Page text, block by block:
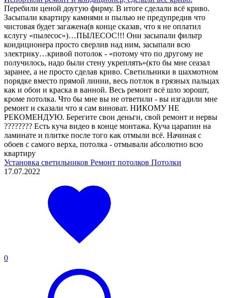
Перебили ценой доугую фирму. В итоге сделали всё криво.
Засыпали квартиру камнями и пылью не предупредив что
чистовая будет загажена(в конце сказав, что я не оплатил
кслугу «пылесос»)…ПЫЛЕСОС!!! Они засыпали фильтр
кондиционера просто сверлив над ним, засыпали всю
электрику…кривой потолок - «потому что по другому не
получилось, надо были стену укреплять»(кто бы мне сеазал
заранее, а не просто сделав криво. Светильники в шахмотном
порядке вместо прямой линии, весь потлок в грязных пальцах
как и обои и краска в ванной. Весь ремонт всё шло зорошт,
кроме потолка. Что бы мне вы не ответили - вы изгадили мне
ремонт и сказали что я сам виноват. НИКОМУ НЕ
РЕКОМЕНДУЮ. Берегите свои деньги, свой ремонт и нервы
???????? Есть куча видео в конце монтажа. Куча царапин на
ламинате и плитке после того как отмыли всё. Начиная с
обоев с самого верха, потолка - отмывали абсолютно всю
квартиру
Установка светильников Ремонт потолков Потолки
17.07.2022
0